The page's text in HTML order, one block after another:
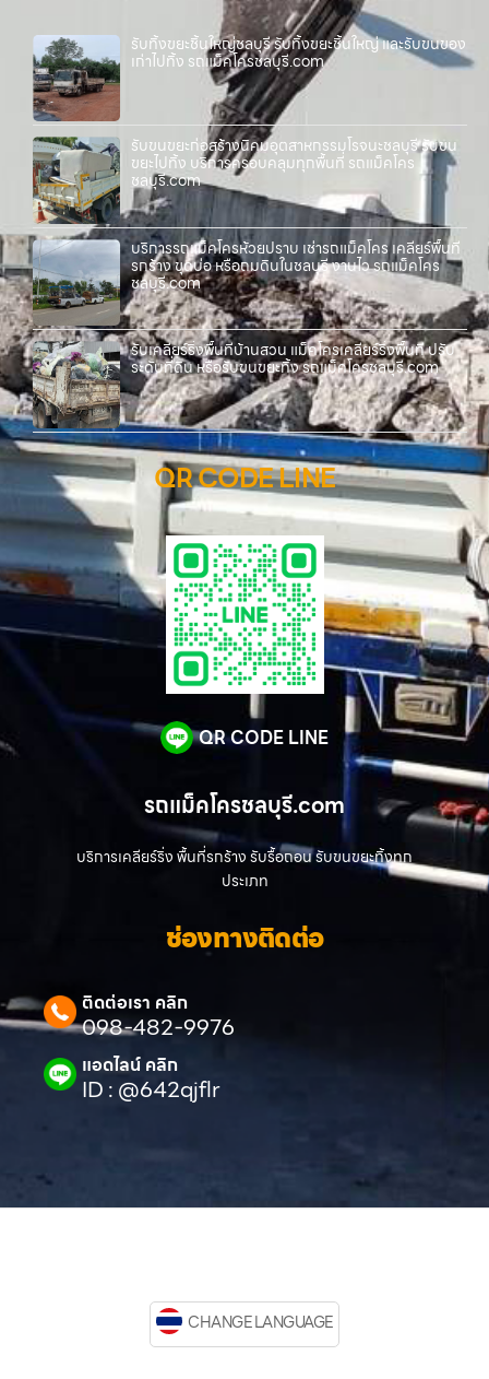
รับทิ้งขยะชิ้นใหญ่ชลบุรี รับทิ้งขยะชิ้นใหญ่ และรับขนของ
เก่าไปทิ้ง รถแม็คโครชลบุรี.com
รับขนขยะก่อสร้างนิคมอุตสาหกรรมโรจนะชลบุรี รับขน
ขยะไปทิ้ง บริการครอบคลุมทุกพื้นที่ รถแม็คโคร
ชลบุรี.com
บริการรถแม็คโครห้วยปราบ เช่ารถแม็คโคร เคลียร์พื้นที่
รกร้าง ขุดบ่อ หรือถมดินในชลบุรี งานไว รถแม็คโคร
ชลบุรี.com
รับเคลียร์ริ่งพื้นที่บ้านสวน แม็คโครเคลียร์ริ่งพื้นที่ ปรับ
ระดับที่ดิน หรือรับขนขยะทิ้ง รถแม็คโครชลบุรี.com
QR CODE LINE
QR CODE LINE
รถแม็คโครชลบุรี.com
บริการเคลียร์ริ่ง พื้นที่รกร้าง รับรื้อถอน รับขนขยะทิ้งทุก
ประเภท
ช่องทางติดต่อ
ติดต่อเรา คลิก
098-482-9976
แอดไลน์ คลิก
ID : @642qjflr
CHANGE LANGUAGE